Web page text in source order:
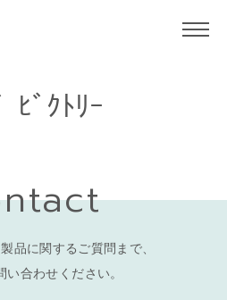
ﾋﾞｸﾄﾘｰ
品に関するご質問まで、
い合わせください。